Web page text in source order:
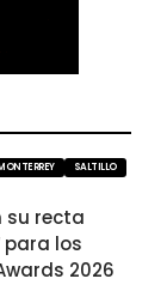
SALTILLO
su recta
para los
2026